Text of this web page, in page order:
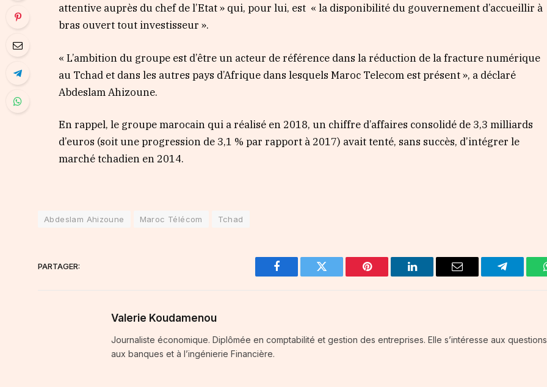
attentive auprès du chef de l’Etat » qui, pour lui, est « la disponibilité du gouvernement d’accueillir à
bras ouvert tout investisseur ».
« L’ambition du groupe est d’être un acteur de référence dans la réduction de la fracture numérique
au Tchad et dans les autres pays d’Afrique dans lesquels Maroc Telecom est présent », a déclaré
Abdeslam Ahizoune.
En rappel, le groupe marocain qui a réalisé en 2018, un chiffre d’affaires consolidé de 3,3 milliards
d’euros (soit une progression de 3,1 % par rapport à 2017) avait tenté, sans succès, d’intégrer le
marché tchadien en 2014.
Abdeslam Ahizoune Maroc Télécom Tchad
PARTAGER:
Facebook Twitter Pinterest LinkedIn Email Telegram
Valerie Koudamenou
Journaliste économique. Diplômée en comptabilité et gestion des entreprises. Elle s’intéresse aux
aux banques et à l’ingénierie Financière.